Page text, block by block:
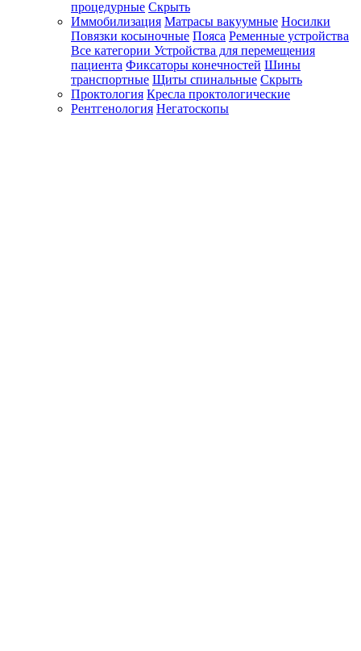
процедурные Скрыть
Иммобилизация Матрасы вакуумные Носилки
Повязки косыночные Пояса Ременные устройства
Все категории Устройства для перемещения
пациента Фиксаторы конечностей Шины
транспортные Щиты спинальные Скрыть
Проктология Кресла проктологические
Рентгенология Негатоскопы